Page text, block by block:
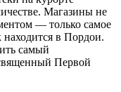
Магазины не
— только самое
в Пордои.
самый
Первой